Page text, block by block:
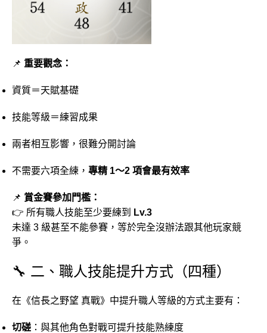
📌 重要觀念：
資質＝天賦基礎
技能等級＝練習成果
兩者相互影響，很難分開討論
不需要六項全練， 專精 1～2 項會最有效率
📌 賞金賽參加門檻：
👉 所有職人技能至少要練到
Lv.3
未達 3 級甚至不能參賽，等於完全沒辦法跟其他玩家競
爭。
🔧 二、職人技能提升方式（四種）
在《信長之野望 真戰》中提升職人等級的方式主要有：
切磋 ：與其他角色對戰可提升技能熟練度